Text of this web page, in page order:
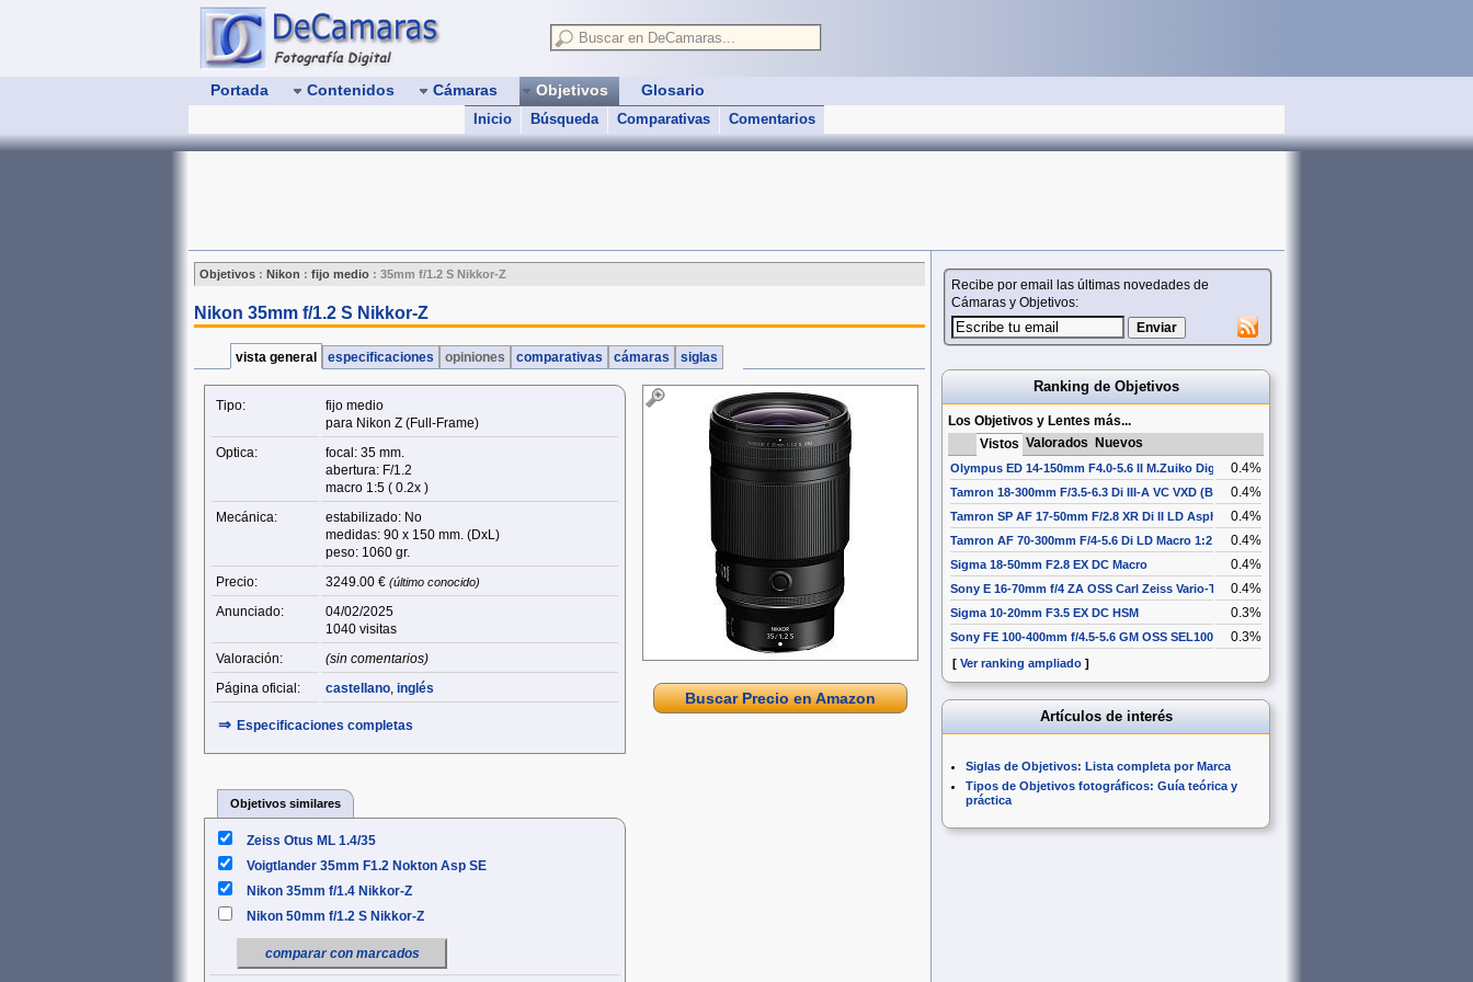
Portada Contenidos Cámaras Objetivos
Inicio Búsqueda Comparativas Comentarios
Glosario
Objetivos : Nikon : fijo medio : 35mm f/1.2 S Nikkor-Z
Nikon 35mm f/1.2 S Nikkor-Z
vista general especificaciones opiniones comparativas cámaras siglas
Tipo:
fijo medio
para Nikon Z (Full‑Frame)
Optica:
focal: 35 mm.
abertura: F/1.2
macro 1:5 ( 0.2x )
Mecánica:
estabilizado: No
medidas: 90 x 150 mm. (DxL)
peso: 1060 gr.
Precio:
3249.00 € (último conocido)
Anunciado:
04/02/2025
1040 visitas
Valoración:
(sin comentarios)
Página oficial:
castellano, inglés
⇒ Especificaciones completas
Objetivos similares
Zeiss Otus ML 1.4/35
Voigtlander 35mm F1.2 Nokton Asp SE
Nikon 35mm f/1.4 Nikkor-Z
Nikon 50mm f/1.2 S Nikkor-Z
comparar con marcados
Buscar Precio en Amazon
Recibe por email las últimas novedades de
Cámaras y Objetivos:
Ranking de Objetivos
Los Objetivos y Lentes más...
Vistos Valorados Nuevos
Olympus ED 14-150mm F4.0-5.6 II M.Zuiko Digital0.4%
Tamron 18-300mm F/3.5-6.3 Di III-A VC VXD (B061)0.4%
Tamron SP AF 17-50mm F/2.8 XR Di II LD Aspherical [IF]
0.4%
Tamron AF 70-300mm F/4-5.6 Di LD Macro 1:2 0.4%
Sigma 18-50mm F2.8 EX DC Macro 0.4%
Sony E 16-70mm f/4 ZA OSS Carl Zeiss Vario-Tessar T* SEL1670Z
0.4%
Sigma 10-20mm F3.5 EX DC HSM 0.3%
Sony FE 100-400mm f/4.5-5.6 GM OSS SEL100400GM
0.3%
[ Ver ranking ampliado ]
Artículos de interés
Siglas de Objetivos: Lista completa por Marca
Tipos de Objetivos fotográficos: Guía teórica y
práctica